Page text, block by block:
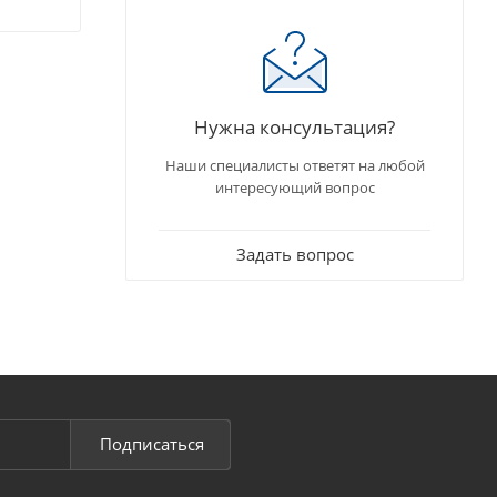
Нужна консультация?
Наши специалисты ответят на любой
интересующий вопрос
Задать вопрос
Подписаться